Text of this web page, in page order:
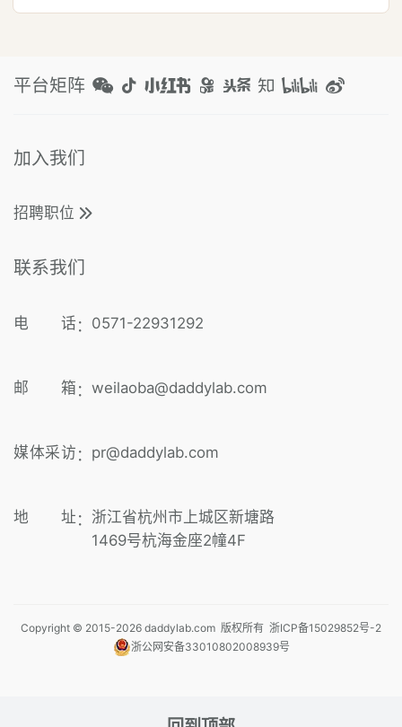
平台矩阵
加入我们
招聘职位
联系我们
电 话 ： 0571-22931292
邮 箱 ： weilaoba@daddylab.com
媒体采访 ： pr@daddylab.com
地 址 ： 浙江省杭州市上城区新塘路
1469号杭海金座2幢4F
Copyright © 2015-2026 daddylab.com 版权所有 浙ICP备15029852号-2
浙公网安备33010802008939号